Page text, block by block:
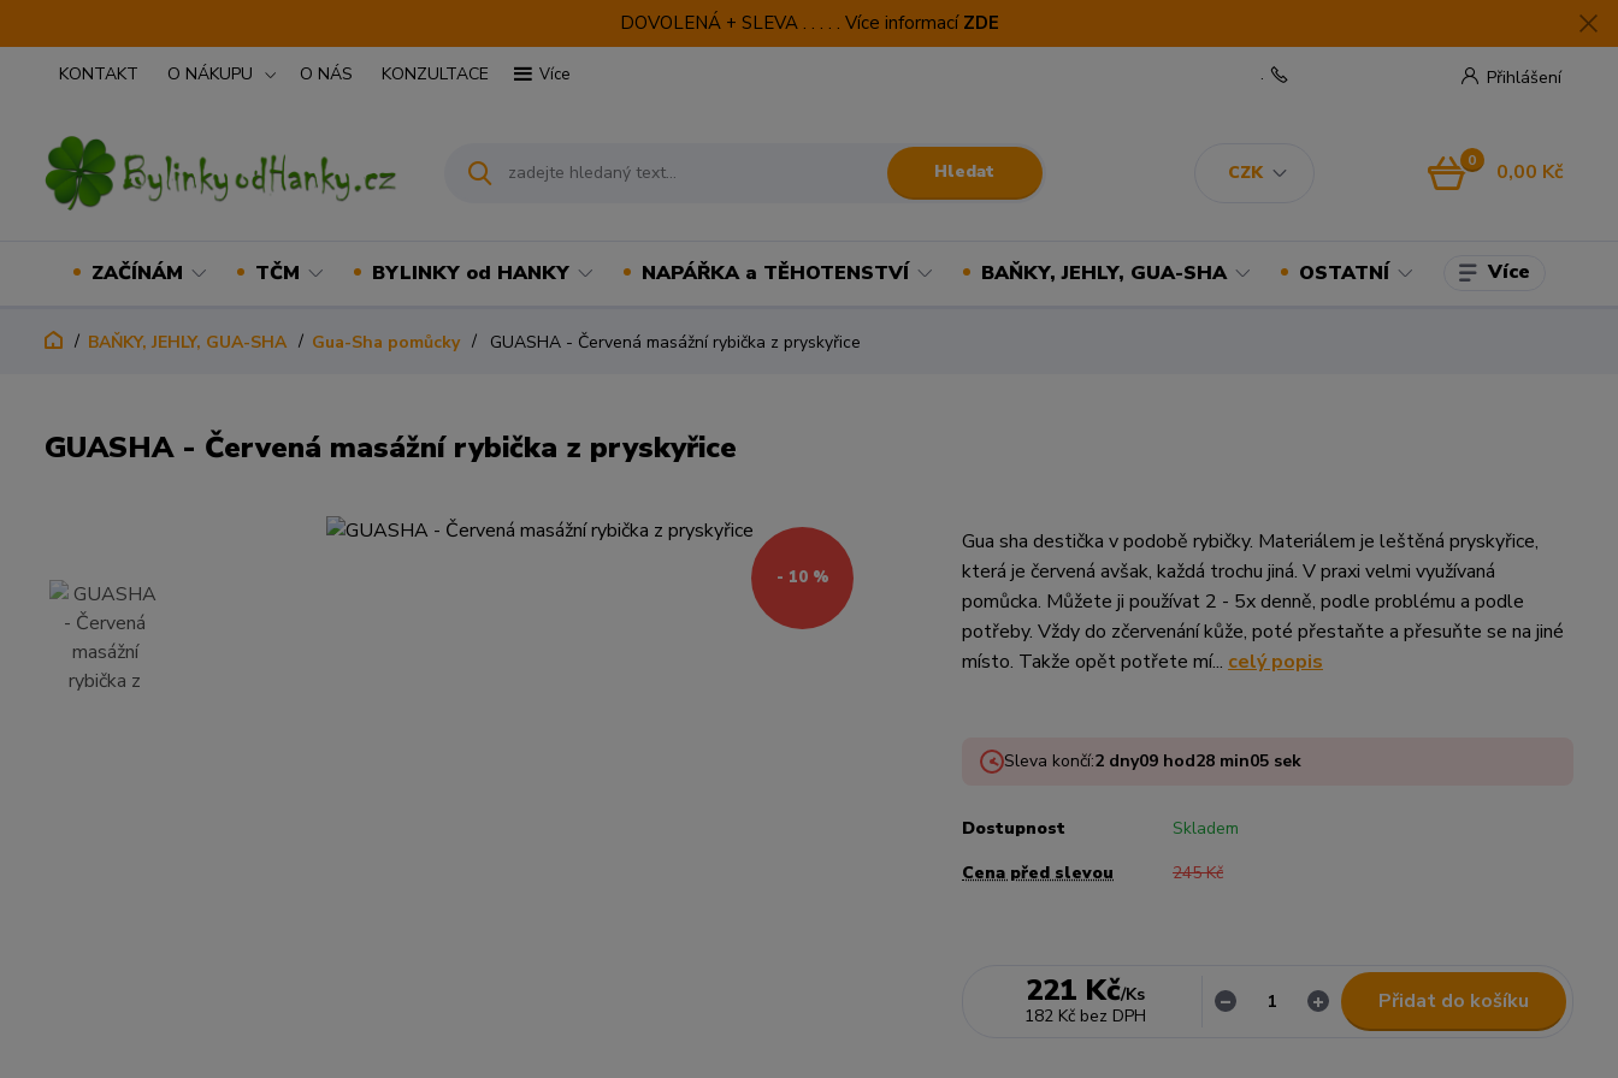
DOVOLENÁ + SLEVA . . . . . Více informací ZDE
KONTAKT O NÁKUPU O NÁS KONZULTACE Více
CZK
Přihlášení
Hledat
.
0 0,00 Kč
ZAČÍNÁM TČM BYLINKY od HANKY NAPÁŘKA a TĚHOTENSTVÍ BAŇKY, JEHLY, GUA-SHA OSTATNÍ Více
BAŇKY, JEHLY, GUA-SHA Gua-Sha pomůcky GUASHA - Červená masážní rybička z pryskyřice
GUASHA - Červená masážní rybička z pryskyřice
- 10 %
Gua sha destička v podobě rybičky. Materiálem je leštěná pryskyřice,
která je červená avšak, každá trochu jiná. V praxi velmi využívaná
pomůcka. Můžete ji používat 2 - 5x denně, podle problému a podle
potřeby. Vždy do zčervenání kůže, poté přestaňte a přesuňte se na jiné
místo. Takže opět potřete mí... celý popis
Sleva končí:2 dny09 hod28 min04 sek
Dostupnost
Skladem
Cena před slevou
245 Kč
221 Kč/Ks
182 Kč bez DPH
Přidat do košíku